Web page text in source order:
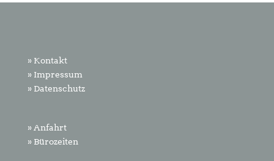
» Kontakt
» Impressum
» Datenschutz
» Anfahrt
» Bürozeiten